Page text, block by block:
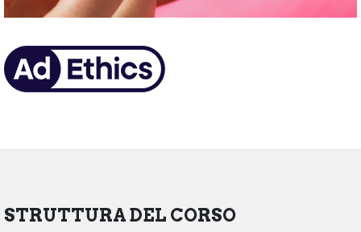
STRUTTURA DEL CORSO